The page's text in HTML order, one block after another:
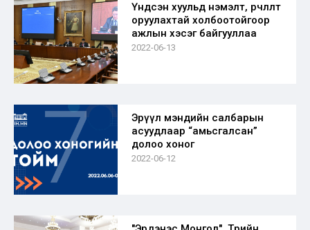
Үндсэн хуульд нэмэлт, өөрчлөлт
оруулахтай холбоотойгоор
ажлын хэсэг байгууллаа
2022-06-13
Эрүүл мэндийн салбарын
асуудлаар “амьсгалсан”
долоо хоног
2022-06-12